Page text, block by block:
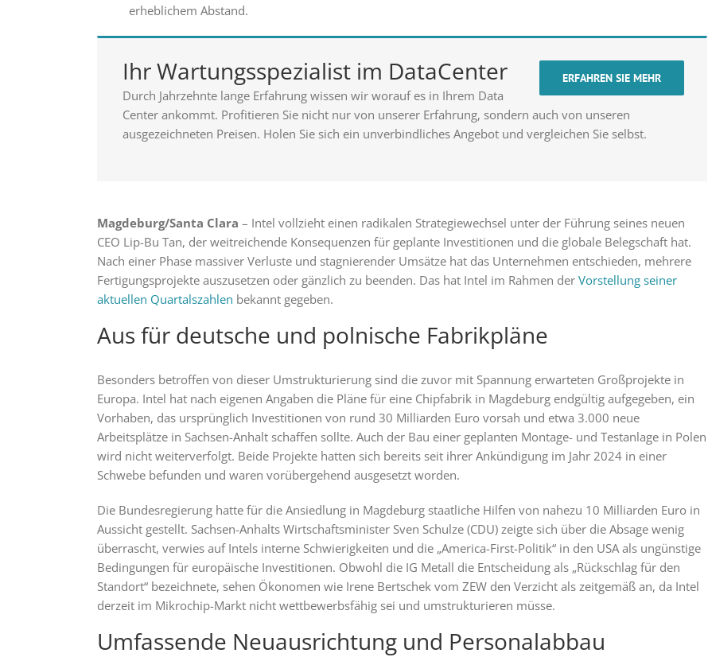
erheblichem Abstand.
ERFAHREN SIE MEHR
Ihr Wartungsspezialist im DataCenter
Durch Jahrzehnte lange Erfahrung wissen wir worauf es in Ihrem Data
Center ankommt. Profitieren Sie nicht nur von unserer Erfahrung, sondern auch von unseren
ausgezeichneten Preisen. Holen Sie sich ein unverbindliches Angebot und vergleichen Sie selbst.
Magdeburg/Santa Clara – Intel vollzieht einen radikalen Strategiewechsel unter der Führung seines neuen
CEO Lip-Bu Tan, der weitreichende Konsequenzen für geplante Investitionen und die globale Belegschaft hat.
Nach einer Phase massiver Verluste und stagnierender Umsätze hat das Unternehmen entschieden, mehrere
Fertigungsprojekte auszusetzen oder gänzlich zu beenden. Das hat Intel im Rahmen der Vorstellung seiner
aktuellen Quartalszahlen bekannt gegeben.
Aus für deutsche und polnische Fabrikpläne
Besonders betroffen von dieser Umstrukturierung sind die zuvor mit Spannung erwarteten Großprojekte in
Europa. Intel hat nach eigenen Angaben die Pläne für eine Chipfabrik in Magdeburg endgültig aufgegeben, ein
Vorhaben, das ursprünglich Investitionen von rund 30 Milliarden Euro vorsah und etwa 3.000 neue
Arbeitsplätze in Sachsen-Anhalt schaffen sollte. Auch der Bau einer geplanten Montage- und Testanlage in Polen
wird nicht weiterverfolgt. Beide Projekte hatten sich bereits seit ihrer Ankündigung im Jahr 2024 in einer
Schwebe befunden und waren vorübergehend ausgesetzt worden.
Die Bundesregierung hatte für die Ansiedlung in Magdeburg staatliche Hilfen von nahezu 10 Milliarden Euro in
Aussicht gestellt. Sachsen-Anhalts Wirtschaftsminister Sven Schulze (CDU) zeigte sich über die Absage wenig
überrascht, verwies auf Intels interne Schwierigkeiten und die „America-First-Politik“ in den USA als ungünstige
Bedingungen für europäische Investitionen. Obwohl die IG Metall die Entscheidung als „Rückschlag für den
Standort“ bezeichnete, sehen Ökonomen wie Irene Bertschek vom ZEW den Verzicht als zeitgemäß an, da Intel
derzeit im Mikrochip-Markt nicht wettbewerbsfähig sei und umstrukturieren müsse.
Umfassende Neuausrichtung und Personalabbau